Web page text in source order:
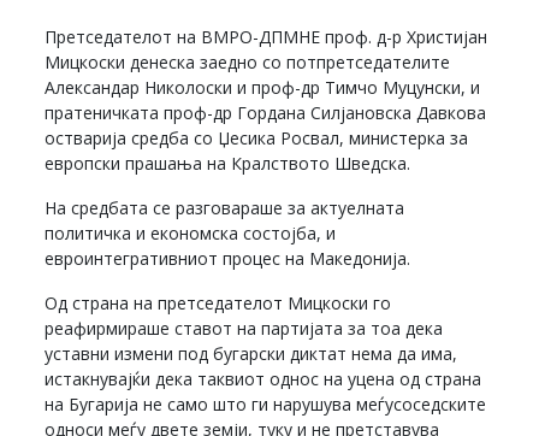
Претседателот на ВМРО-ДПМНЕ проф. д-р Христијан
Мицкоски денеска заедно со потпретседателите
Александар Николоски и проф-др Тимчо Муцунски, и
пратеничката проф-др Гордана Силјановска Давкова
остварија средба со Џесика Росвал, министерка за
европски прашања на Кралството Шведска.
На средбата се разговараше за актуелната
политичка и економска состојба, и
евроинтегративниот процес на Македонија.
Од страна на претседателот Мицкоски го
реафирмираше ставот на партијата за тоа дека
уставни измени под бугарски диктат нема да има,
истакнувајќи дека таквиот однос на уцена од страна
на Бугарија не само што ги нарушува меѓусоседските
односи меѓу двете земји, туку и не претставува